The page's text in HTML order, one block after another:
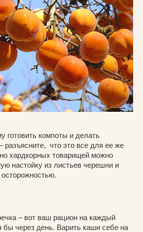
готовить компоты и делать
разъясните, что это все для ее же
хардкорных товарищей можно
настойку из листьев черешни и
– вот ваш рацион на каждый
бы через день. Варить каши себе на